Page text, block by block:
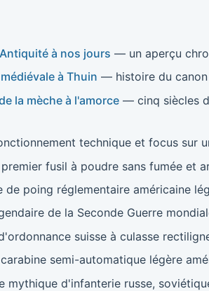
à nos jours — un aperçu
à Thuin — histoire du canon
la mèche à l'amorce — cinq siècles
technique et focus sur
fusil à poudre sans fumée et
poing réglementaire américaine
de la Seconde Guerre
suisse à culasse
semi-automatique légère
mythique d'infanterie russe,